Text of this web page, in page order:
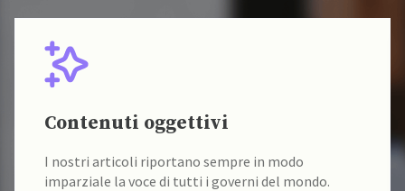
Fonti verificate
I nostri contenuti sono sempre verificati alla fonte
da un team di accademici specializzati.